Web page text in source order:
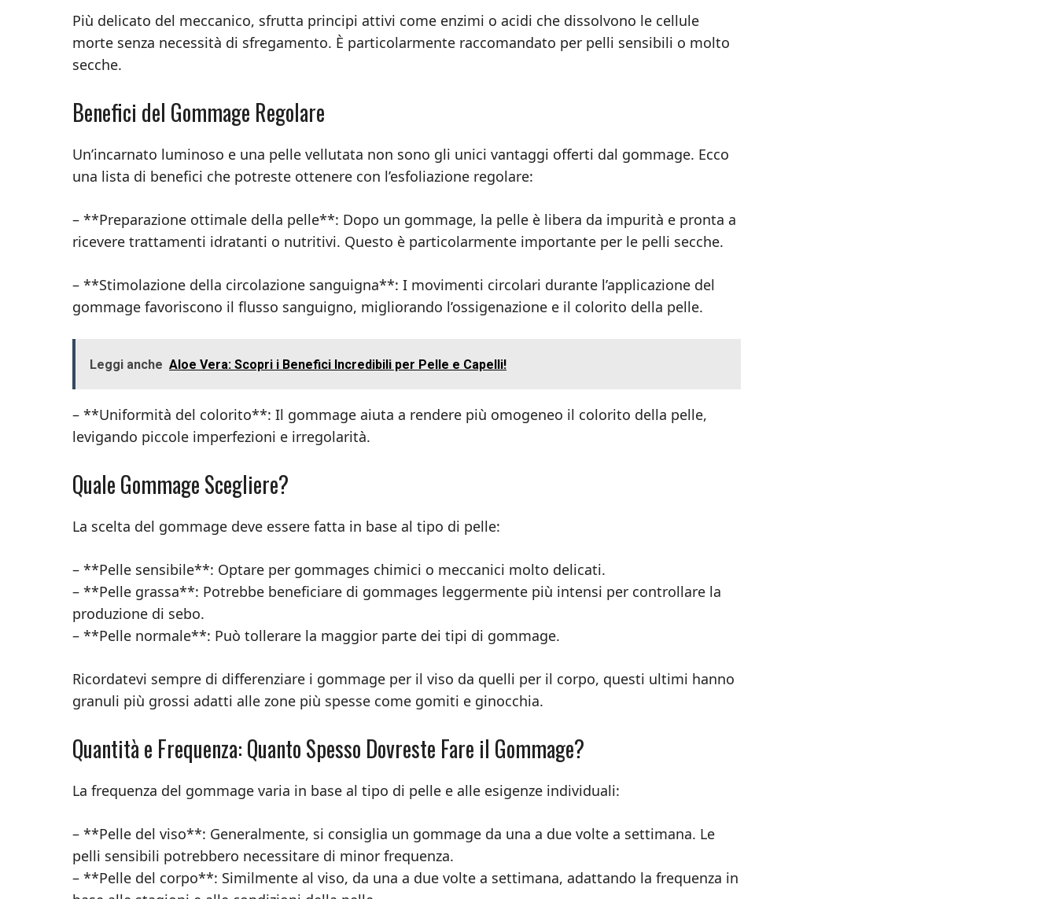
Più delicato del meccanico, sfrutta principi attivi come enzimi o acidi che dissolvono le cellule
morte senza necessità di sfregamento. È particolarmente raccomandato per pelli sensibili o molto
secche.
Benefici del Gommage Regolare
Un’incarnato luminoso e una pelle vellutata non sono gli unici vantaggi offerti dal gommage. Ecco
una lista di benefici che potreste ottenere con l’esfoliazione regolare:
– **Preparazione ottimale della pelle**: Dopo un gommage, la pelle è libera da impurità e pronta a
ricevere trattamenti idratanti o nutritivi. Questo è particolarmente importante per le pelli secche.
– **Stimolazione della circolazione sanguigna**: I movimenti circolari durante l’applicazione del
gommage favoriscono il flusso sanguigno, migliorando l’ossigenazione e il colorito della pelle.
Leggi anche Aloe Vera: Scopri i Benefici Incredibili per Pelle e Capelli!
– **Uniformità del colorito**: Il gommage aiuta a rendere più omogeneo il colorito della pelle,
levigando piccole imperfezioni e irregolarità.
Quale Gommage Scegliere?
La scelta del gommage deve essere fatta in base al tipo di pelle:
– **Pelle sensibile**: Optare per gommages chimici o meccanici molto delicati.
– **Pelle grassa**: Potrebbe beneficiare di gommages leggermente più intensi per controllare la
produzione di sebo.
– **Pelle normale**: Può tollerare la maggior parte dei tipi di gommage.
Ricordatevi sempre di differenziare i gommage per il viso da quelli per il corpo, questi ultimi hanno
granuli più grossi adatti alle zone più spesse come gomiti e ginocchia.
Quantità e Frequenza: Quanto Spesso Dovreste Fare il Gommage?
La frequenza del gommage varia in base al tipo di pelle e alle esigenze individuali:
– **Pelle del viso**: Generalmente, si consiglia un gommage da una a due volte a settimana. Le
pelli sensibili potrebbero necessitare di minor frequenza.
– **Pelle del corpo**: Similmente al viso, da una a due volte a settimana, adattando la frequenza in